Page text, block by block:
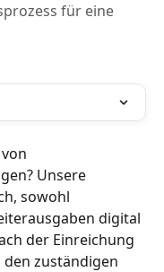
für eine
Unsere
sowohl
digital
der Einreichung
den zuständigen